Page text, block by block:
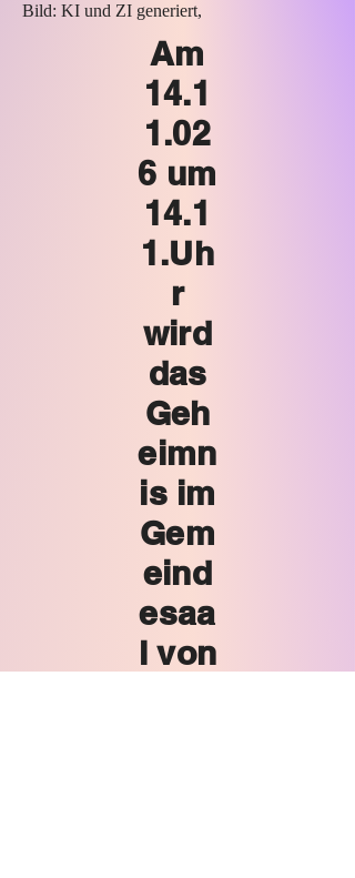
Bild: KI und ZI generiert,
Am
14.1
1.02
6 um
14.1
1.Uh
r
wird
das
Geh
eimn
is im
Gem
eind
esaa
l von